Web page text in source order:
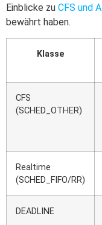
Einblicke zu CFS und
bewährt haben.
Klasse
CFS
(SCHED_OTHER)
Realtime
(SCHED_FIFO/RR)
DEADLINE